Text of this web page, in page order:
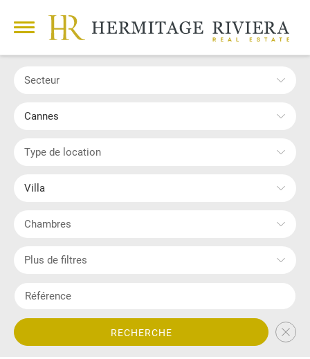
Secteur
Cannes
Type de location
Villa
Chambres
Plus de filtres
RECHERCHE